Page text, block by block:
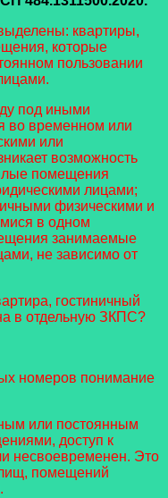
квартиры,
которые
пользовании
под иными
во временном или
или
возможность
помещения
лицами;
физическими и
в одном
занимаемые
не зависимо от
гостиничный
в отдельную ЗКПС?
номеров понимание
или постоянным
доступ к
несвоевременен. Это
помещений